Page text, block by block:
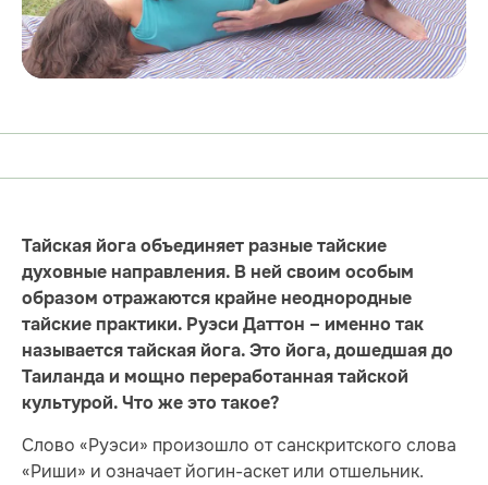
Тайская йога объединяет разные тайские
духовные направления. В ней своим особым
образом отражаются крайне неоднородные
тайские практики. Руэси Даттон – именно так
называется тайская йога. Это йога, дошедшая до
Таиланда и мощно переработанная тайской
культурой. Что же это такое?
Слово «Руэси» произошло от санскритского слова
«Риши» и означает йогин-аскет или отшельник.